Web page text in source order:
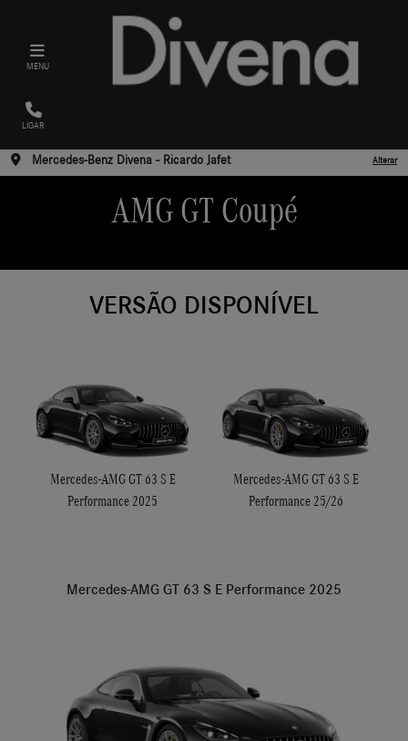
MENU
LIGAR
Mercedes-Benz Divena - Ricardo Jafet Alterar
AMG GT Coupé
VERSÃO DISPONÍVEL
Mercedes-AMG GT 63 S E
Performance 2025
Mercedes-AMG GT 63 S E
Performance 25/26
Mercedes-AMG GT 63 S E Performance 2025